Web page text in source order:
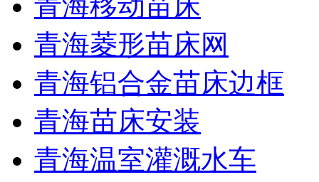
青海菱形苗床网
青海铝合金苗床边框
青海苗床安装
青海温室灌溉水车